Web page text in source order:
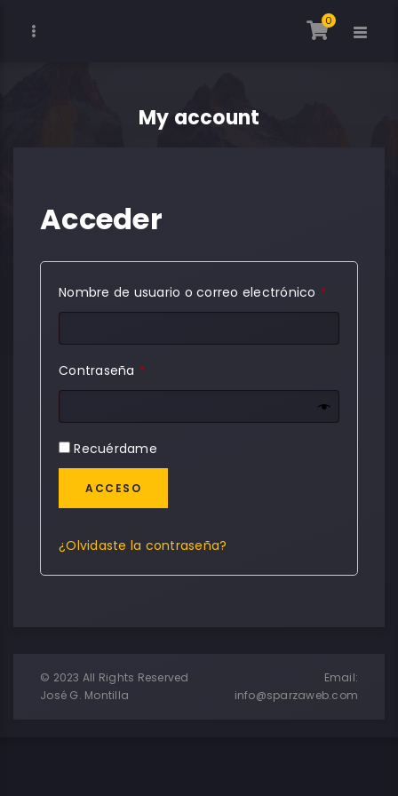
0
My account
Acceder
Nombre de usuario o correo electrónico *Obligatorio
Contraseña *Obligatorio
Recuérdame
ACCESO
¿Olvidaste la contraseña?
© 2023 All Rights Reserved
José G. Montilla
Email:
info@sparzaweb.com